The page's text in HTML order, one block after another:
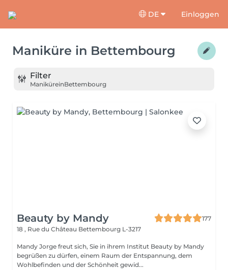
DE Einloggen
Maniküre in Bettembourg
Filter
ManiküreinBettembourg
Beauty by Mandy
177
18 , Rue du Château Bettembourg L-3217
Mandy Jorge freut sich, Sie in ihrem Institut Beauty by Mandy
begrüßen zu dürfen, einem Raum der Entspannung, dem
Wohlbefinden und der Schönheit gewid...